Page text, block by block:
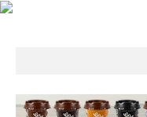
Internacionais